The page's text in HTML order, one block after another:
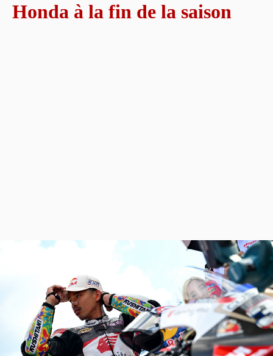
Honda à la fin de la saison